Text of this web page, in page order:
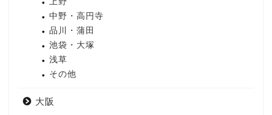
中野・高円寺
品川・蒲田
池袋・大塚
浅草
その他
大阪